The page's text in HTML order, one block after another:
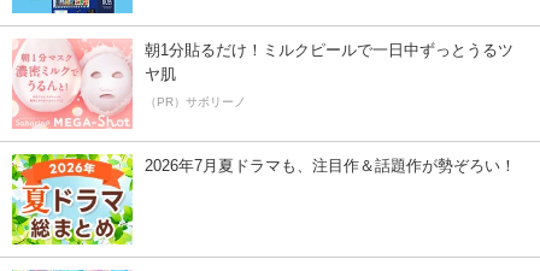
朝1分貼るだけ！ミルクピールで一日中ずっとうるツ
ヤ肌
（PR）サボリーノ
2026年7月夏ドラマも、注目作＆話題作が勢ぞろい！